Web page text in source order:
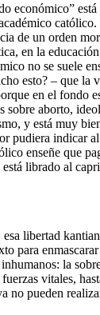
económico”
de un orden
en la
no se suele
esto? – que la
en el fondo
sobre aborto,
y está muy
pudiera indicar
enseñe que
librado al
libertad
para
la
vitales,
no pueden